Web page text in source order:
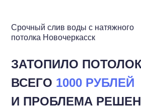
Срочный слив воды с натяжного
потолка Новочеркасск
ЗАТОПИЛО
ВСЕГО 1000 РУБЛЕЙ
И ПРОБЛЕМА